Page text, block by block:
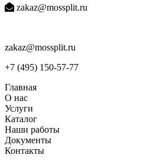
zakaz@mossplit.ru
zakaz@mossplit.ru
+7 (495) 150-57-77
Главная
О нас
Услуги
Каталог
Наши работы
Документы
Контакты